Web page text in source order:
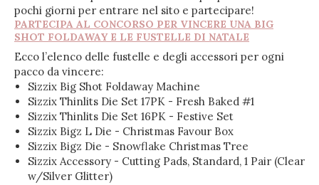
pochi giorni per entrare nel sito e partecipare!
PARTECIPA AL CONCORSO PER VINCERE UNA BIG
SHOT FOLDAWAY E LE FUSTELLE DI NATALE
Ecco l’elenco delle fustelle e degli accessori per ogni
pacco da vincere:
Sizzix Big Shot Foldaway Machine
Sizzix Thinlits Die Set 17PK - Fresh Baked #1
Sizzix Thinlits Die Set 16PK - Festive Set
Sizzix Bigz L Die - Christmas Favour Box
Sizzix Bigz Die - Snowflake Christmas Tree
Sizzix Accessory - Cutting Pads, Standard, 1 Pair (Clear
w/Silver Glitter)